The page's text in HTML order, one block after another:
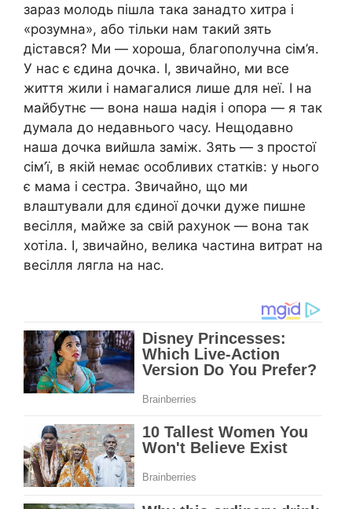
зараз молодь пішла така занадто хитра і
«розумна», або тільки нам такий зять
дістався? Ми — хороша, благополучна сім’я.
У нас є єдина дочка. І, звичайно, ми все
життя жили і намагалися лише для неї. І на
майбутнє — вона наша надія і опора — я так
думала до недавнього часу. Нещодавно
наша дочка вийшла заміж. Зять — з простої
сім’ї, в якій немає особливих статків: у нього
є мама і сестра. Звичайно, що ми
влаштували для єдиної дочки дуже пишне
весілля, майже за свій рахунок — вона так
хотіла. І, звичайно, велика частина витрат на
весілля лягла на нас.